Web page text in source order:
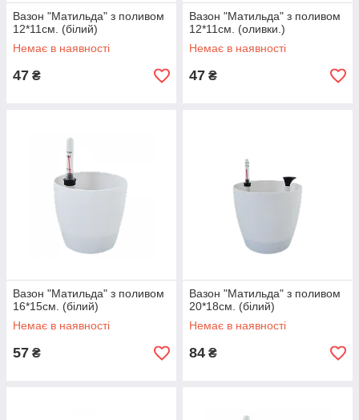
Вазон "Матильда" з поливом
12*11см. (білий)
Немає в наявності
47 ₴
Вазон "Матильда" з поливом
12*11см. (оливки.)
Немає в наявності
47 ₴
Вазон "Матильда" з поливом
16*15см. (білий)
Немає в наявності
57 ₴
Вазон "Матильда" з поливом
20*18см. (білий)
Немає в наявності
84 ₴